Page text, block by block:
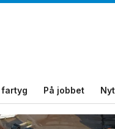
fartyg På jobbet